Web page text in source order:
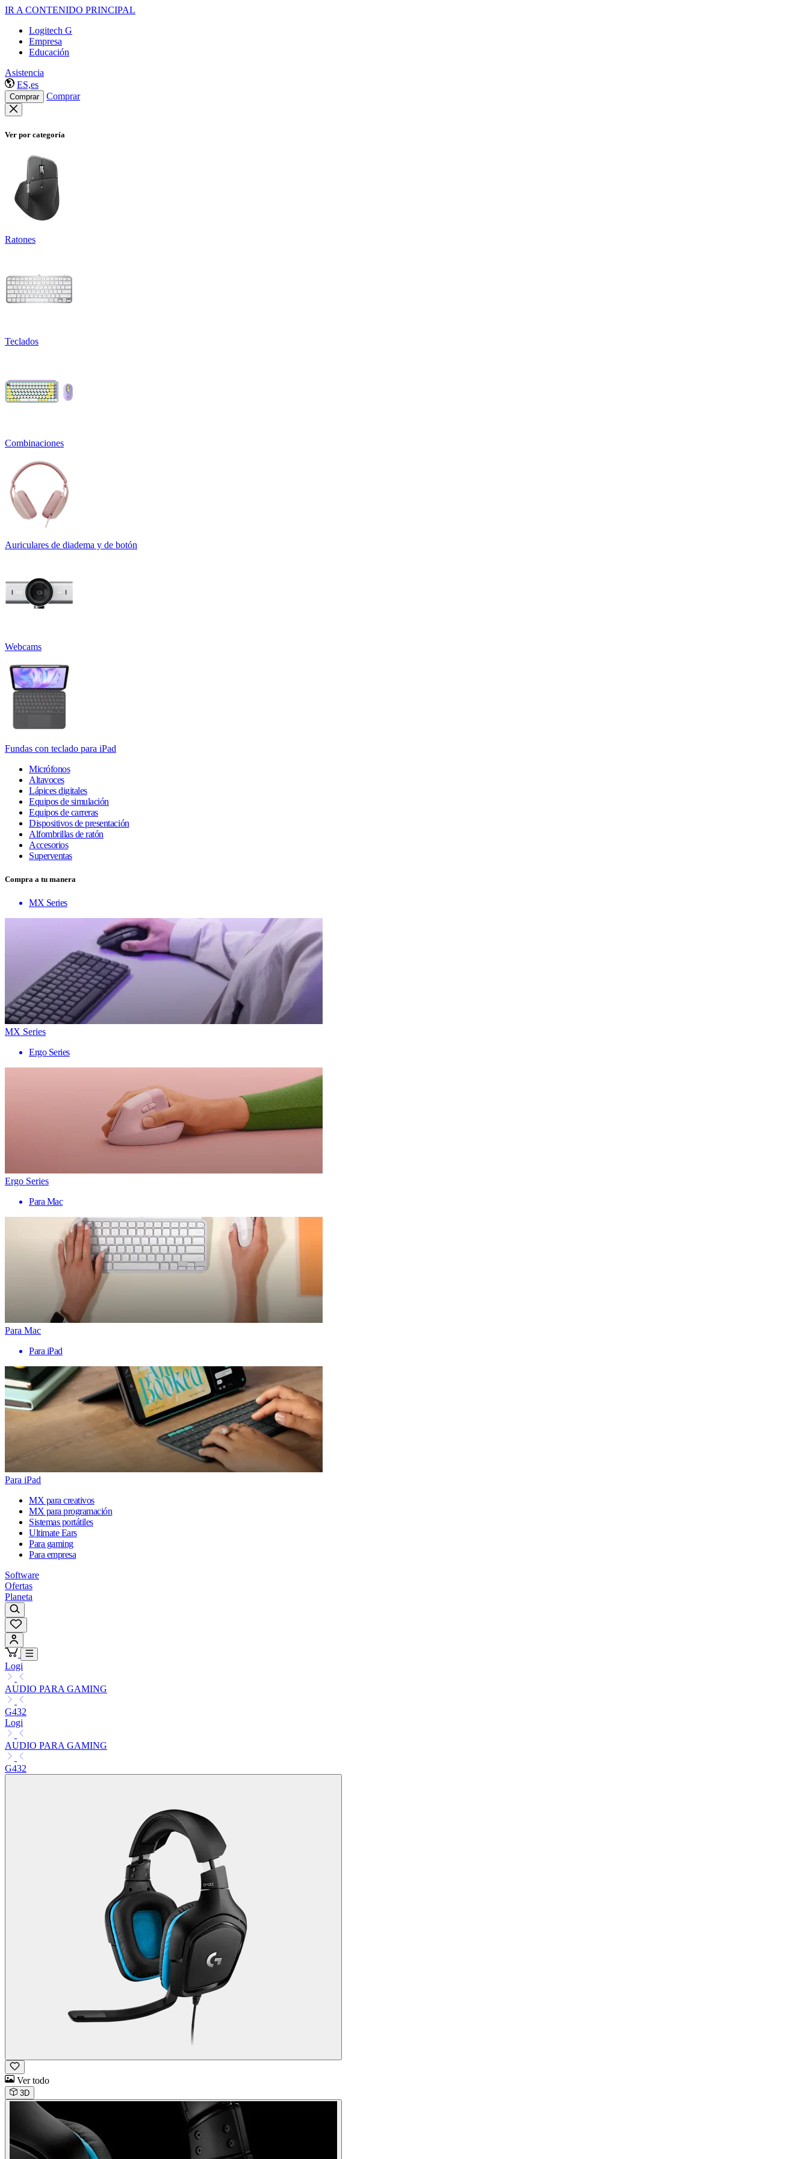
IR A CONTENIDO PRINCIPAL
Logitech G
Empresa
Educación
Asistencia
ES,es
Comprar Comprar
Ver por categoría
Ratones
Teclados
Combinaciones
Auriculares de diadema y de botón
Webcams
Fundas con teclado para iPad
Micrófonos
Altavoces
Lápices digitales
Equipos de simulación
Equipos de carreras
Dispositivos de presentación
Alfombrillas de ratón
Accesorios
Superventas
Compra a tu manera
MX Series
MX Series
Ergo Series
Ergo Series
Para Mac
Para Mac
Para iPad
Para iPad
MX para creativos
MX para programación
Sistemas portátiles
Ultimate Ears
Para gaming
Para empresa
Software
Ofertas
Planeta
Logi
AUDIO PARA GAMING
G432
Logi
AUDIO PARA GAMING
G432
Ver todo
3D